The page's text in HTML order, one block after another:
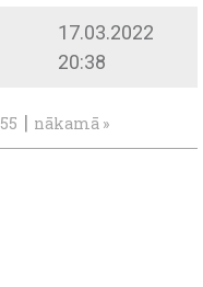
17.03.2022
20:38
55 | nākamā »